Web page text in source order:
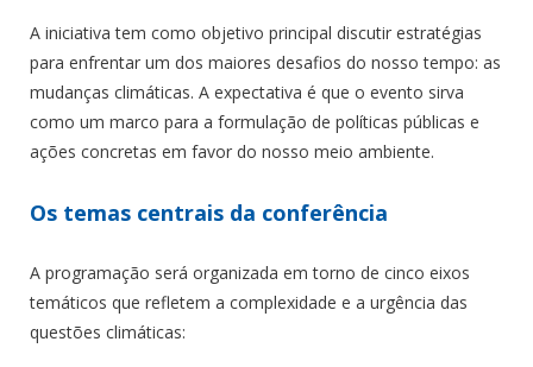
A iniciativa tem como objetivo principal discutir estratégias
para enfrentar um dos maiores desafios do nosso tempo: as
mudanças climáticas. A expectativa é que o evento sirva
como um marco para a formulação de políticas públicas e
ações concretas em favor do nosso meio ambiente.
Os temas centrais da conferência
A programação será organizada em torno de cinco eixos
temáticos que refletem a complexidade e a urgência das
questões climáticas: